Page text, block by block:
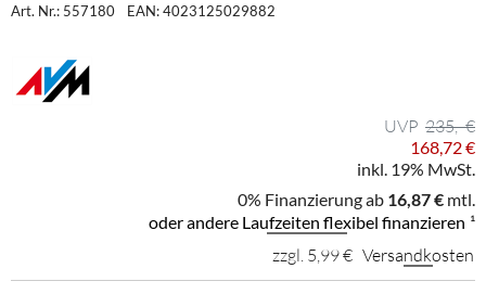
Art. Nr.: 557180 EAN: 4023125029882
235,- €
168,72 €
inkl. 19% MwSt.
0% Finanzierung ab 16,87 € mtl.
oder andere Laufzeiten flexibel finanzieren ¹
zzgl. 5,99 € Versandkosten